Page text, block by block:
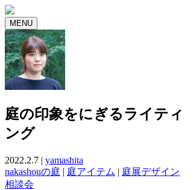
MENU
庭の印象をにぎるライティ
ング
2022.2.7 | yamashita
nakashouの庭 | 庭アイテム | 庭展デザイン
相談会